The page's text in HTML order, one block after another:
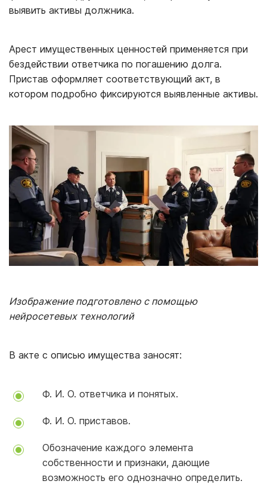
выявить активы должника.
Арест имущественных ценностей применяется при
бездействии ответчика по погашению долга.
Пристав оформляет соответствующий акт, в
котором подробно фиксируются выявленные активы.
Изображение подготовлено с помощью
нейросетевых технологий
В акте с описью имущества заносят:
Ф. И. О. ответчика и понятых.
Ф. И. О. приставов.
Обозначение каждого элемента
собственности и признаки, дающие
возможность его однозначно определить.